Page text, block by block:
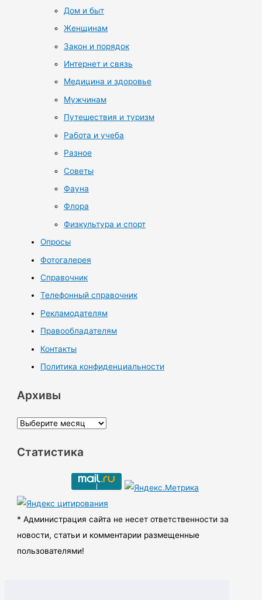
Дом и быт
Женщинам
Закон и порядок
Интернет и связь
Медицина и здоровье
Мужчинам
Путешествия и туризм
Работа и учеба
Разное
Советы
Фауна
Флора
Физкультура и спорт
Опросы
Фотогалерея
Справочник
Телефонный справочник
Рекламодателям
Правообладателям
Контакты
Политика конфиденциальности
Архивы
А
х
ы
Статистика
* Администрация сайта не несет ответственности за
новости, статьи и комментарии размещенные
пользователями!